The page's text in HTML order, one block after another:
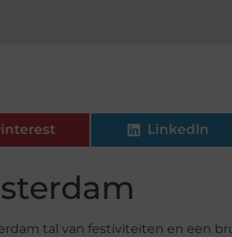
LinkedIn
tal van festiviteiten en een